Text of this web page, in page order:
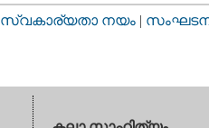
സ്വകാര്യതാ നയം |